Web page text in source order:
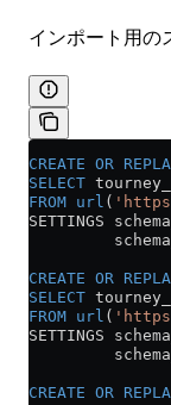
インポート用の
CREATE OR
SELECT
FROM url (
SETTINGS
CREATE OR
SELECT
FROM url (
SETTINGS
CREATE OR